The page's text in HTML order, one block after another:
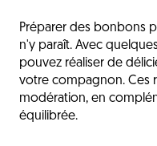
Préparer des bonbons
n'y paraît. Avec
pouvez réaliser de
votre compagnon. Ces
modération, en
équilibrée.